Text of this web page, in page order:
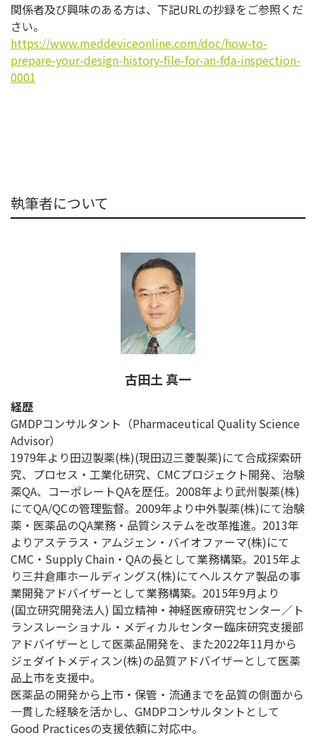
関係者及び興味のある方は、下記URLの抄録をご参照くだ
さい。
https://www.meddeviceonline.com/doc/how-to-
prepare-your-design-history-file-for-an-fda-inspection-
0001
執筆者について
古田土 真一
経歴
GMDPコンサルタント（Pharmaceutical Quality Science
Advisor）
1979年より田辺製薬(株)(現田辺三菱製薬)にて合成探索研
究、プロセス・工業化研究、CMCプロジェクト開発、治験
薬QA、コーポレートQAを歴任。2008年より武州製薬(株)
にてQA/QCの管理監督。2009年より中外製薬(株)にて治験
薬・医薬品のQA業務・品質システムを改革推進。2013年
よりアステラス・アムジェン・バイオファーマ(株)にて
CMC・Supply Chain・QAの長として業務構築。2015年よ
り三井倉庫ホールディングス(株)にてヘルスケア製品の事
業開発アドバイザーとして業務構築。2015年9月より
(国立研究開発法人) 国立精神・神経医療研究センター／ト
ランスレーショナル・メディカルセンター臨床研究支援部
アドバイザーとして医薬品開発を、また2022年11月から
ジェダイトメディスン(株)の品質アドバイザーとして医薬
品上市を支援中。
医薬品の開発から上市・保管・流通までを品質の側面から
一貫した経験を活かし、GMDPコンサルタントとして
Good Practicesの支援依頼に対応中。